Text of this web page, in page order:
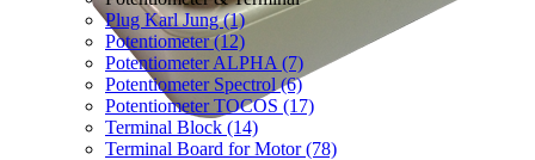
Plug Karl Jung (1)
Potentiometer (12)
Potentiometer ALPHA (7)
Potentiometer Spectrol (6)
Potentiometer TOCOS (17)
Terminal Block (14)
Terminal Board for Motor (78)